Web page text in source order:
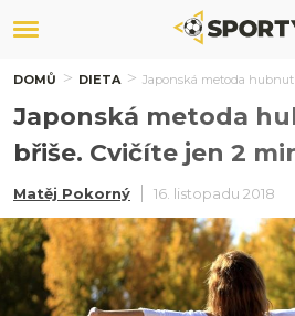
DOMŮ DIETA Japonská metoda
Japonská metoda
břiše. Cvičíte jen 2
Matěj Pokorný 16. listopadu 2018